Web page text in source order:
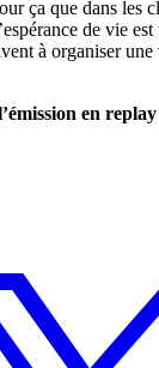
ça que dans les
de vie est
à organiser une
en replay